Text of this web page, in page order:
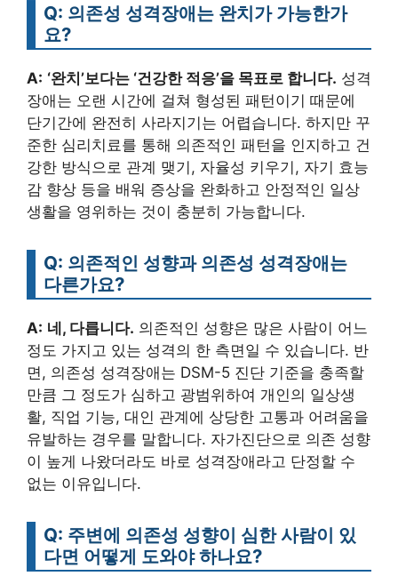
Q: 의존성 성격장애는 완치가 가능한가
요?
A: ‘완치’보다는 ‘건강한 적응’을 목표로 합니다. 성격
장애는 오랜 시간에 걸쳐 형성된 패턴이기 때문에
단기간에 완전히 사라지기는 어렵습니다. 하지만 꾸
준한 심리치료를 통해 의존적인 패턴을 인지하고 건
강한 방식으로 관계 맺기, 자율성 키우기, 자기 효능
감 향상 등을 배워 증상을 완화하고 안정적인 일상
생활을 영위하는 것이 충분히 가능합니다.
Q: 의존적인 성향과 의존성 성격장애는
다른가요?
A: 네, 다릅니다. 의존적인 성향은 많은 사람이 어느
정도 가지고 있는 성격의 한 측면일 수 있습니다. 반
면, 의존성 성격장애는 DSM-5 진단 기준을 충족할
만큼 그 정도가 심하고 광범위하여 개인의 일상생
활, 직업 기능, 대인 관계에 상당한 고통과 어려움을
유발하는 경우를 말합니다. 자가진단으로 의존 성향
이 높게 나왔더라도 바로 성격장애라고 단정할 수
없는 이유입니다.
Q: 주변에 의존성 성향이 심한 사람이 있
다면 어떻게 도와야 하나요?